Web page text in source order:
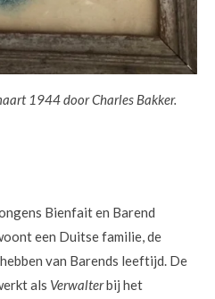
1944 door Charles Bakker.
Bienfait en Barend
een Duitse familie, de
van Barends leeftijd. De
als Verwalterbij het